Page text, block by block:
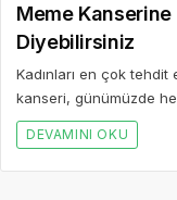
Meme
Diyebilirsiniz
Kadınları en çok
kanseri, günümüzde
DEVAMINI OKU